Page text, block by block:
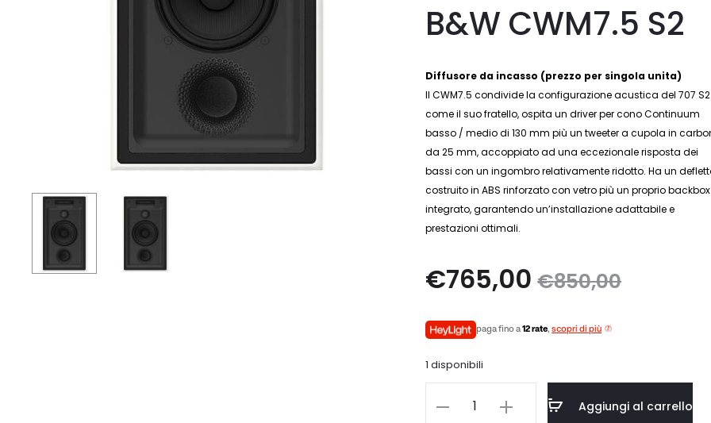
B&W CWM7.5 S2
Diffusore da incasso (prezzo per singola unita)
Il CWM7.5 condivide la configurazione acustica del 707 S2
come il suo fratello, ospita un driver per cono Continuum
basso / medio di 130 mm più un tweeter a cupola in
da 25 mm, accoppiato ad una eccezionale risposta dei
bassi con un ingombro relativamente ridotto. Ha un
costruito in ABS rinforzato con vetro più un proprio backbox
integrato, garantendo un’installazione adattabile e
prestazioni ottimali.
€850,00
Il
prezzo
originale
era:
€765,00
Il
prezzo
attuale
paga fino a12 rate,scopri di più
1 disponibili
Aggiungi al carrello